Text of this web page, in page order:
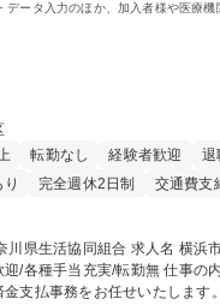
データ入力のほか、加入者様や医療機
します。
転勤なし 経験者歓迎 退
完全週休2日制 交通費支
求人名 横浜市【共済金支払事務】
実/転勤無 仕事の内容 共済事業を行って
金支払事務をお任せいたします